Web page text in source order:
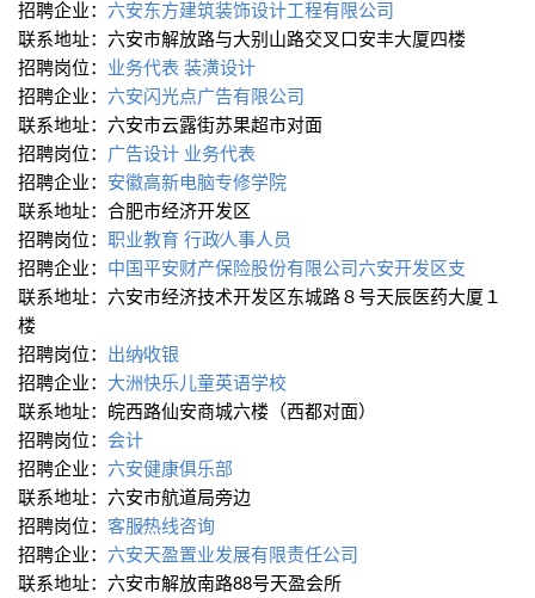
招聘企业： 六安东方建筑装饰设计工程有限公司
联系地址：六安市解放路与大别山路交叉口安丰大厦四楼
招聘岗位： 业务代表 装潢设计
招聘企业： 六安闪光点广告有限公司
联系地址：六安市云露街苏果超市对面
招聘岗位： 广告设计 业务代表
招聘企业： 安徽高新电脑专修学院
联系地址：合肥市经济开发区
招聘岗位： 职业教育 行政∕人事人员
招聘企业： 中国平安财产保险股份有限公司六安开发区支
联系地址：六安市经济技术开发区东城路８号天辰医药大厦１
楼
招聘岗位： 出纳∕收银
招聘企业： 大洲快乐儿童英语学校
联系地址：皖西路仙安商城六楼（西都对面）
招聘岗位： 会计
招聘企业： 六安健康俱乐部
联系地址：六安市航道局旁边
招聘岗位： 客服∕热线咨询
招聘企业： 六安天盈置业发展有限责任公司
联系地址：六安市解放南路88号天盈会所